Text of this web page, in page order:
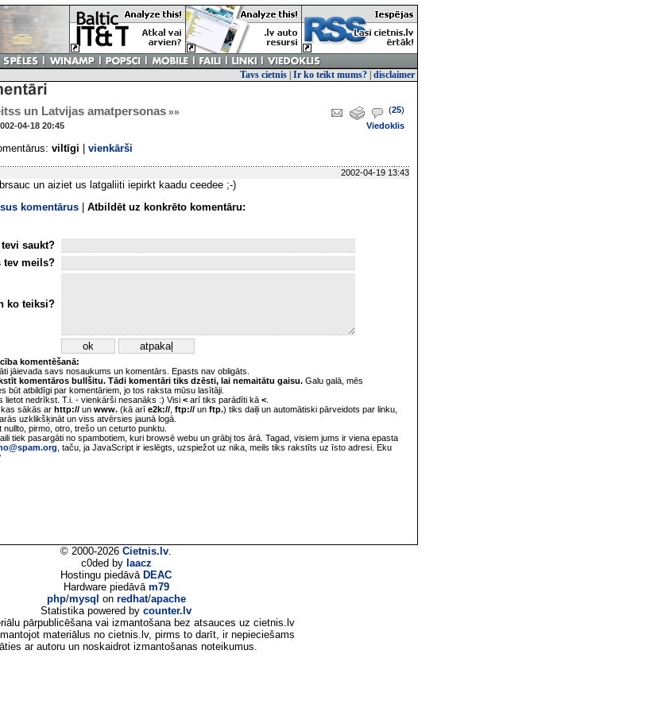
Tavs cietnis Ir ko teikt mums? disclaimer
un Latvijas amatpersonas »» (25)
04-18 20:45 Viedoklis
viltīgi vienkārši
2002-04-19 13:43
un aiziet us latgaliiti iepirkt kaadu ceedee ;-)
komentārus
Atbildēt uz konkrēto komentāru:
tevi saukt?
tev meils?
ko teiksi?
komentēšanā:
jāievada savs nosaukums un komentārs. Epasts nav obligāts.
komentāros bullšitu. Tādi komentāri tiks dzēsti, lai nemaitātu gaisu. Galu galā, mēs
būt atbildīgi par komentāriem, jo tos raksta mūsu lasītāji.
lietot nedrīkst. T.i. - vienkārši nesanāks :) Visi < arī tiks parādīti kā <
sākās ar http:// un www. (kā arī e2k:// ftp:// un ftp.) tiks daiļi un automātiski pārveidots par linku,
uzklikšķināt un viss atvērsies jaunā logā.
pirmo, otro, trešo un ceturto punktu.
tiek pasargāti no spambotiem, kuri browsē webu un grābj tos ārā. Tagad, visiem jums ir viena epasta
, taču, ja JavaScript ir ieslēgts, uzspiežot uz nika, meils tiks rakstīts uz īsto adresi. Eku
© 2000-2026 Cietnis.lv.
c0ded by laacz
Hostingu piedāvā DEAC
Hardware piedāvā m79
php/mysql on redhat/apache
Statistika powered by counter.lv
pārpublicēšana vai izmantošana bez atsauces uz cietnis.lv
materiālus no cietnis.lv, pirms to darīt, ir nepieciešams
ar autoru un noskaidrot izmantošanas noteikumus.